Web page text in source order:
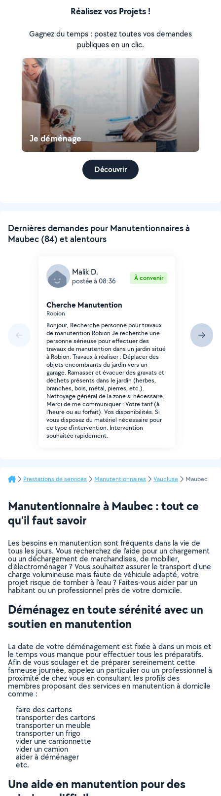
Réalisez vos Projets !
Gagnez du temps : postez toutes vos demandes
publiques en un clic.
Je déménage
Découvrir
Dernières demandes pour Manutentionnaires à
Maubec (84) et alentours
Malik D.
postée à 08:36 À convenir
Cherche Manutention
Robion
Bonjour, Recherche personne pour travaux
de manutention Robion Je recherche une
personne sérieuse pour effectuer des
travaux de manutention dans un jardin situé
à Robion. Travaux à réaliser : Déplacer des
objets encombrants du jardin vers un
garage. Ramasser et évacuer des gravats et
déchets présents dans le jardin (herbes,
branches, bois, métal, pierres, etc.).
Nettoyage général de la zone si nécessaire.
Merci de me communiquer : Votre tarif (à
l'heure ou au forfait). Vos disponibilités. Si
vous disposez du matériel nécessaire pour
ce type d'intervention. Intervention
souhaitée rapidement.
Prestations de services Manutentionnaires Vaucluse Maubec
Manutentionnaire à Maubec : tout ce
qu’il faut savoir
Les besoins en manutention sont fréquents dans la vie de
tous les jours. Vous recherchez de l’aide pour un chargement
ou un déchargement de marchandises, de mobilier,
d’électroménager ? Vous souhaitez assurer le transport d’une
charge volumineuse mais faute de véhicule adapté, votre
projet risque de tomber à l’eau ? Faites-vous aider par un
habitant ou un professionnel près de votre domicile.
Déménagez en toute sérénité avec un
soutien en manutention
La date de votre déménagement est fixée à dans un mois et
le temps vous manque pour effectuer tous les préparatifs.
Afin de vous soulager et de préparer sereinement cette
fameuse journée, appelez un particulier ou un professionnel à
proximité de chez vous en consultant les profils des
membres proposant des services en manutention à domicile
comme :
faire des cartons
transporter des cartons
transporter un meuble
transporter un frigo
vider une camionnette
vider un camion
aider à déménager
etc.
Une aide en manutention pour des